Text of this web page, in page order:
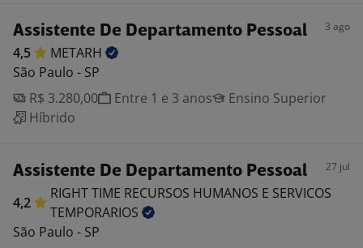
Assistente De Departamento Pessoal 3 ago
4,5
METARH
São Paulo - SP
R$ 3.280,00
Entre 1 e 3 anos
Ensino Superior
Híbrido
Assistente De Departamento Pessoal 27 jul
4,2
RIGHT TIME RECURSOS HUMANOS E SERVICOS
TEMPORARIOS
São Paulo - SP